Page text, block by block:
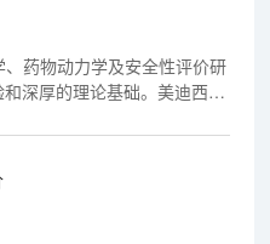
药物动力学及安全性评价研
深厚的理论基础。美迪西有
物研究资料已顺利通过
年提交NMPA审评。